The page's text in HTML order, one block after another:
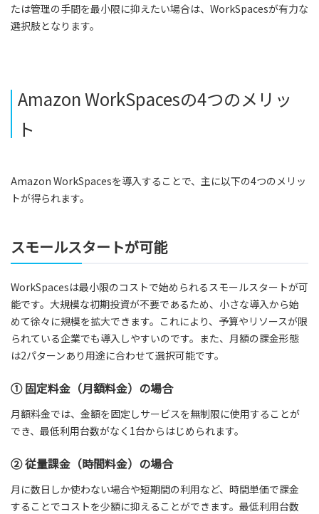
たは管理の手間を最小限に抑えたい場合は、WorkSpacesが有力な
選択肢となります。
Amazon WorkSpacesの4つのメリッ
ト
Amazon WorkSpacesを導入することで、主に以下の4つのメリッ
トが得られます。
スモールスタートが可能
WorkSpacesは最小限のコストで始められるスモールスタートが可
能です。大規模な初期投資が不要であるため、小さな導入から始
めて徐々に規模を拡大できます。これにより、予算やリソースが限
られている企業でも導入しやすいのです。また、月額の課金形態
は2パターンあり用途に合わせて選択可能です。
① 固定料金（月額料金）の場合
月額料金では、金額を固定しサービスを無制限に使用することが
でき、最低利用台数がなく1台からはじめられます。
② 従量課金（時間料金）の場合
月に数日しか使わない場合や短期間の利用など、時間単価で課金
することでコストを少額に抑えることができます。最低利用台数